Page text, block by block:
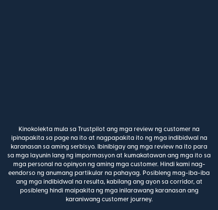
Kinokolekta mula sa Trustpilot ang mga review ng customer na
ipinapakita sa page na ito at nagpapakita ito ng mga indibidwal na
karanasan sa aming serbisyo. Ibinibigay ang mga review na ito para
sa mga layunin lang ng impormasyon at kumakatawan ang mga ito sa
mga personal na opinyon ng aming mga customer. Hindi kami nag-
eendorso ng anumang partikular na pahayag. Posibleng mag-iba-iba
ang mga indibidwal na resulta, kabilang ang ayon sa corridor, at
posibleng hindi maipakita ng mga inilarawang karanasan ang
karaniwang customer journey.